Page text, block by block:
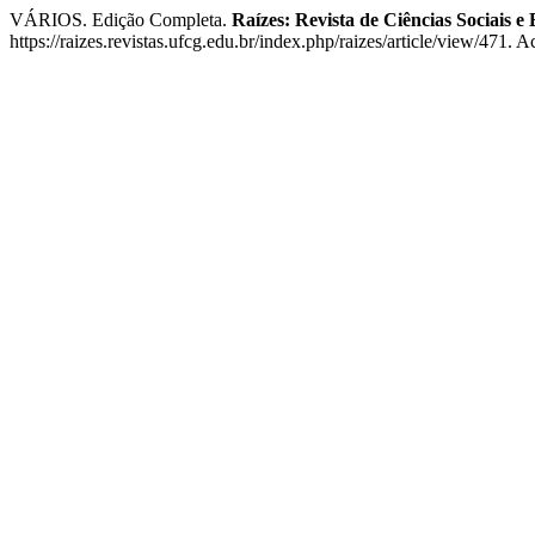
VÁRIOS. Edição Completa. Raízes: Revista de Ciências Sociais e
https://raizes.revistas.ufcg.edu.br/index.php/raizes/article/view/471.